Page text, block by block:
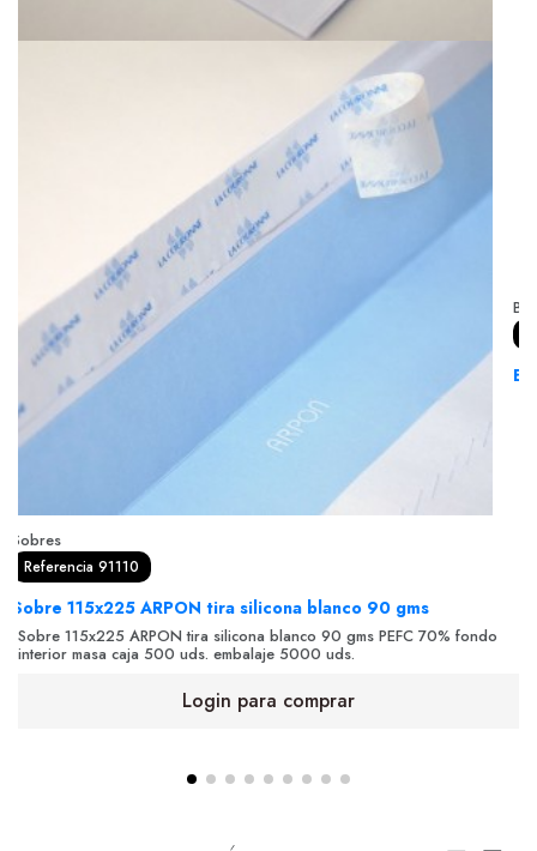
Sobres
Referencia 91110
Sobre 115x225 ARPON tira silicona blanco 90 gms
Sobre 115x225 ARPON tira silicona blanco 90 gms PEFC 70% fondo
interior masa caja 500 uds. embalaje 5000 uds.
Login para comprar